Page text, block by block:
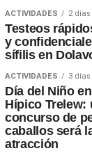
ACTIVIDADES 2 días
Testeos
y
sífilis en
ACTIVIDADES 3 días
Día del Niño
Hípico Trelew:
concurso de
caballos será
atracción